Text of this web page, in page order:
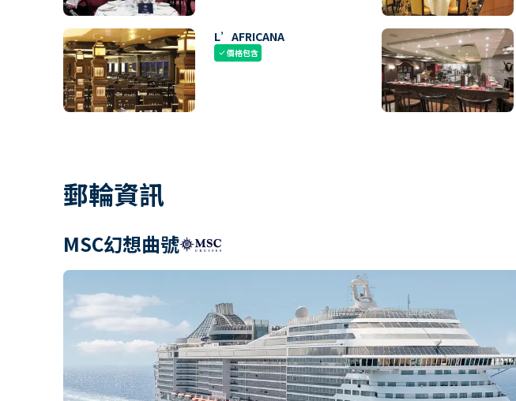
L’AFRICANA
check價格包含
郵輪資訊
MSC幻想曲號